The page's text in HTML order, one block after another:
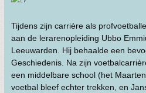
Tijdens zijn carrière als
aan de lerarenopleiding Ubbo
Leeuwarden. Hij behaalde een
Geschiedenis. Na zijn
een middelbare school (het
voetbal bleef echter trekken, en